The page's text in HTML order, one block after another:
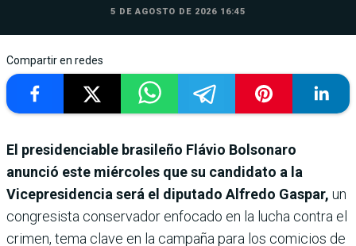
5 DE AGOSTO DE 2026 16:45
Compartir en redes
El presidenciable brasileño Flávio Bolsonaro
anunció este miércoles que su candidato a la
Vicepresidencia será el diputado Alfredo Gaspar, un
congresista conservador enfocado en la lucha contra el
crimen, tema clave en la campaña para los comicios de